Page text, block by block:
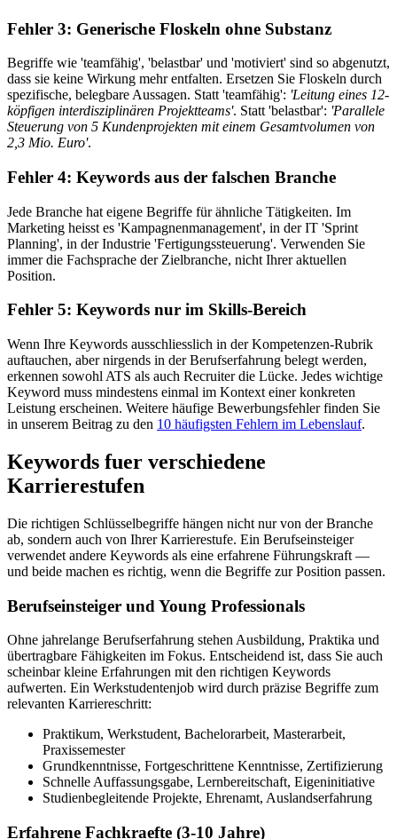
Fehler 3: Generische Floskeln ohne Substanz
Begriffe wie 'teamfähig', 'belastbar' und 'motiviert' sind so abgenutzt,
dass sie keine Wirkung mehr entfalten. Ersetzen Sie Floskeln durch
spezifische, belegbare Aussagen. Statt 'teamfähig': 'Leitung eines 12-
köpfigen interdisziplinären Projektteams'. Statt 'belastbar': 'Parallele
Steuerung von 5 Kundenprojekten mit einem Gesamtvolumen von
2,3 Mio. Euro'.
Fehler 4: Keywords aus der falschen Branche
Jede Branche hat eigene Begriffe für ähnliche Tätigkeiten. Im
Marketing heisst es 'Kampagnenmanagement', in der IT 'Sprint
Planning', in der Industrie 'Fertigungssteuerung'. Verwenden Sie
immer die Fachsprache der Zielbranche, nicht Ihrer aktuellen
Position.
Fehler 5: Keywords nur im Skills-Bereich
Wenn Ihre Keywords ausschliesslich in der Kompetenzen-Rubrik
auftauchen, aber nirgends in der Berufserfahrung belegt werden,
erkennen sowohl ATS als auch Recruiter die Lücke. Jedes wichtige
Keyword muss mindestens einmal im Kontext einer konkreten
Leistung erscheinen. Weitere häufige Bewerbungsfehler finden Sie
in unserem Beitrag zu den 10 häufigsten Fehlern im Lebenslauf.
Keywords fuer verschiedene
Karrierestufen
Die richtigen Schlüsselbegriffe hängen nicht nur von der Branche
ab, sondern auch von Ihrer Karrierestufe. Ein Berufseinsteiger
verwendet andere Keywords als eine erfahrene Führungskraft —
und beide machen es richtig, wenn die Begriffe zur Position passen.
Berufseinsteiger und Young Professionals
Ohne jahrelange Berufserfahrung stehen Ausbildung, Praktika und
übertragbare Fähigkeiten im Fokus. Entscheidend ist, dass Sie auch
scheinbar kleine Erfahrungen mit den richtigen Keywords
aufwerten. Ein Werkstudentenjob wird durch präzise Begriffe zum
relevanten Karriereschritt:
Praktikum, Werkstudent, Bachelorarbeit, Masterarbeit,
Praxissemester
Grundkenntnisse, Fortgeschrittene Kenntnisse, Zertifizierung
Schnelle Auffassungsgabe, Lernbereitschaft, Eigeninitiative
Studienbegleitende Projekte, Ehrenamt, Auslandserfahrung
Erfahrene Fachkraefte (3-10 Jahre)